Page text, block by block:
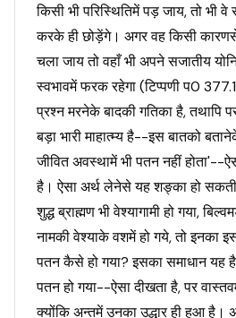
किसी भी परिस्थितिमें पड़ जाय, तो भी
करके ही छोड़ेंगे। अगर वह किसी कारणसे
चला जाय तो वहाँ भी अपने सजातीय
स्वभावमें फरक रहेगा (टिप्पणी प0
प्रश्न मरनेके बादकी गतिका है, तथापि
बड़ा भारी माहात्म्य है--इस बातको
जीवित अवस्थामें भी पतन नहीं होता'--
है। ऐसा अर्थ लेनेसे यह शङ्का हो
शुद्ध ब्राह्मण भी वेश्यागामी हो गया,
नामकी वेश्याके वशमें हो गये, तो इनका
पतन कैसे हो गया? इसका समाधान यह
पतन हो गया--ऐसा दीखता है, पर
क्योंकि अन्तमें उनका उद्धार ही हुआ